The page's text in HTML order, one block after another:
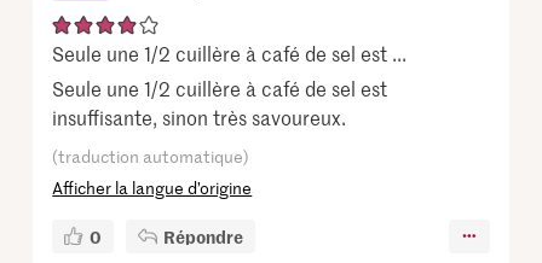
Seule une 1/2 cuillère à café de sel est ...
Seule une 1/2 cuillère à café de sel est
insuffisante, sinon très savoureux.
(traduction automatique)
Afficher la langue d’origine
0 Répondre